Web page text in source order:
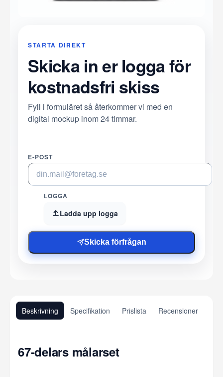
STARTA DIREKT
Skicka in er logga för
kostnadsfri skiss
Fyll i formuläret så återkommer vi med en
digital mockup inom 24 timmar.
E-POST
LOGGA
Ladda upp logga
Skicka förfrågan
Beskrivning Specifikation Prislista Recensioner
67-delars målarset